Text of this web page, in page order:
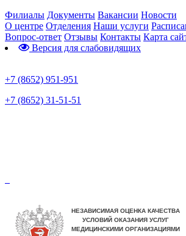
Филиалы Документы Вакансии Новости
О центре Отделения Наши услуги
Вопрос-ответ Отзывы Контакты Карта
Версия для слабовидящих
+7 (8652) 951-951
+7 (8652) 31-51-51